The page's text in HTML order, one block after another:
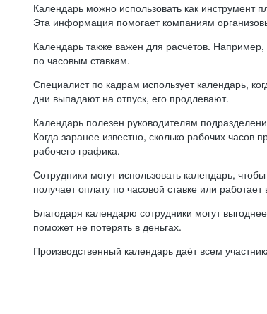
Календарь можно использовать как
Эта информация помогает компаниям
Календарь также важен для расчётов.
по часовым ставкам.
Специалист по кадрам использует календарь,
дни выпадают на отпуск, его продлевают.
Календарь полезен руководителям
Когда заранее известно, сколько рабочих
рабочего графика.
Сотрудники могут использовать календарь,
получает оплату по часовой ставке или
Благодаря календарю сотрудники могут
поможет не потерять в деньгах.
Производственный календарь даёт всем